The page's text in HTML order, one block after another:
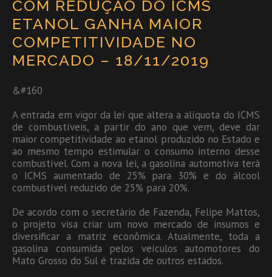
COM REDUÇÃO DO ICMS
ETANOL GANHA MAIOR
COMPETITIVIDADE NO
MERCADO – 18/11/2019
&#160
A entrada em vigor da lei que altera a alíquota do ICMS
de combustíveis, a partir do ano que vem, deve dar
maior competitividade ao etanol produzido no Estado e
ao mesmo tempo estimular o consumo interno desse
combustível. Com a nova lei, a gasolina automotiva terá
o ICMS aumentado de 25% para 30% e do álcool
combustível reduzido de 25% para 20%.
De acordo com o secretário de Fazenda, Felipe Mattos,
o projeto visa criar um novo mercado de insumos e
diversificar a matriz econômica. Atualmente, toda a
gasolina consumida pelos veículos automotores do
Mato Grosso do Sul é trazida de outros estados.